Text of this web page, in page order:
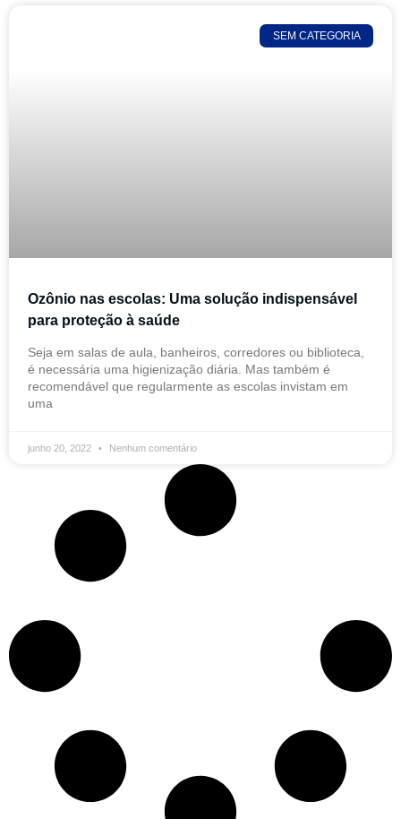
SEM CATEGORIA
Ozônio nas escolas: Uma solução indispensável
para proteção à saúde
Seja em salas de aula, banheiros, corredores ou biblioteca,
é necessária uma higienização diária. Mas também é
recomendável que regularmente as escolas invistam em
uma
junho 20, 2022 Nenhum comentário